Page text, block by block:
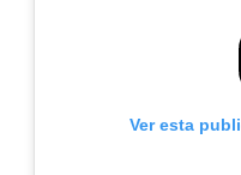
Ver esta